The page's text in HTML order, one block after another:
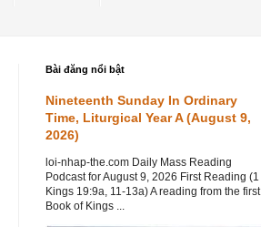
Bài đăng nổi bật
Nineteenth Sunday In Ordinary
Time, Liturgical Year A (August 9,
2026)
loi-nhap-the.com Daily Mass Reading
Podcast for August 9, 2026 First Reading (1
Kings 19:9a, 11-13a) A reading from the first
Book of Kings ...